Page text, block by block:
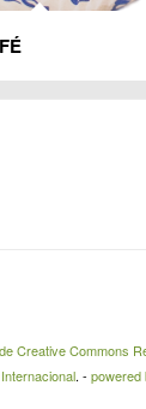
Creative Commons
. - powered